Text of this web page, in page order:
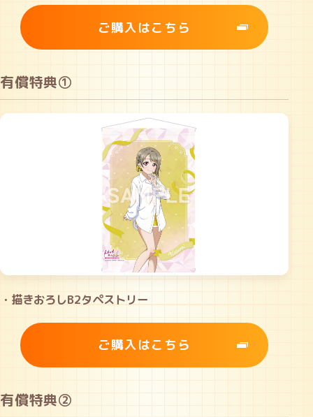
ご購入はこちら
有償特典①
・描きおろしB2タペストリー
ご購入はこちら
有償特典②